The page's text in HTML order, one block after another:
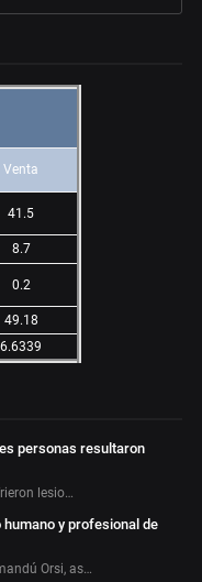
Venta
41.5
8.7
0.2
49.18
6.6339
personas resultaron
lesio…
y profesional de
Orsi, as…